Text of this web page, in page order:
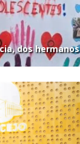
dos hermanos